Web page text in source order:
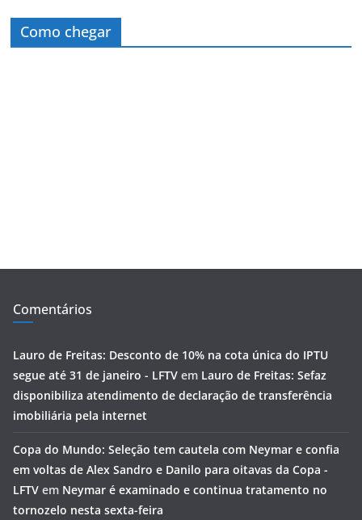
Como chegar
Comentários
Lauro de Freitas: Desconto de 10% na cota única do IPTU
segue até 31 de janeiro - LFTV em Lauro de Freitas: Sefaz
disponibiliza atendimento de declaração de transferência
imobiliária pela internet
Copa do Mundo: Seleção tem cautela com Neymar e confia
em voltas de Alex Sandro e Danilo para oitavas da Copa -
LFTV em Neymar é examinado e continua tratamento no
tornozelo nesta sexta-feira